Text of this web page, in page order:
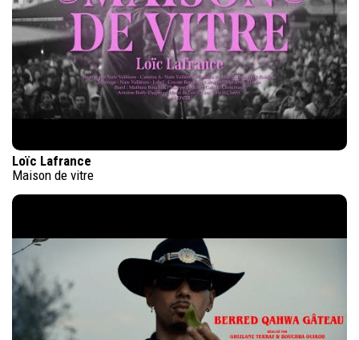
Loïc Lafrance
Maison de vitre